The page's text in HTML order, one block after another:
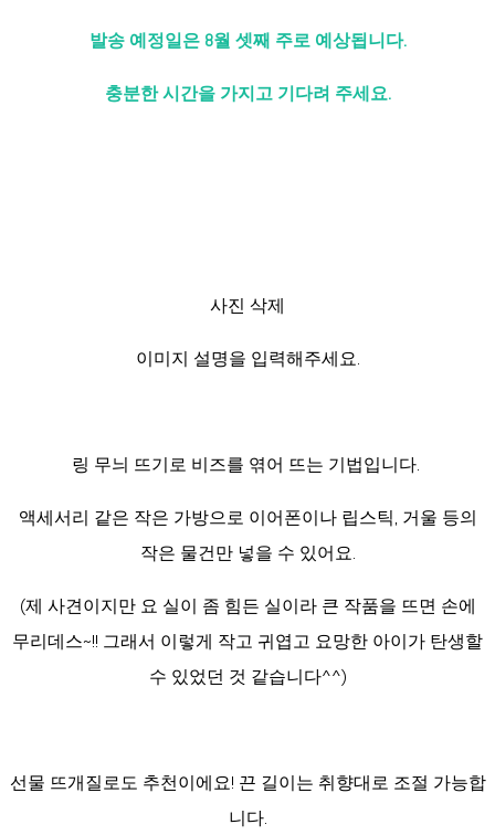
발송 예정일은 8월 셋째 주로 예상됩니다.
충분한 시간을 가지고 기다려 주세요.
사진 삭제
이미지 설명을 입력해주세요.
링 무늬 뜨기로 비즈를 엮어 뜨는 기법입니다.
액세서리 같은 작은 가방으로 이어폰이나 립스틱, 거울 등의
작은 물건만 넣을 수 있어요.
(제 사견이지만 요 실이 좀 힘든 실이라 큰 작품을 뜨면 손에
무리데스~!! 그래서 이렇게 작고 귀엽고 요망한 아이가 탄생할
수 있었던 것 같습니다^^)
선물 뜨개질로도 추천이에요! 끈 길이는 취향대로 조절 가능합
니다.